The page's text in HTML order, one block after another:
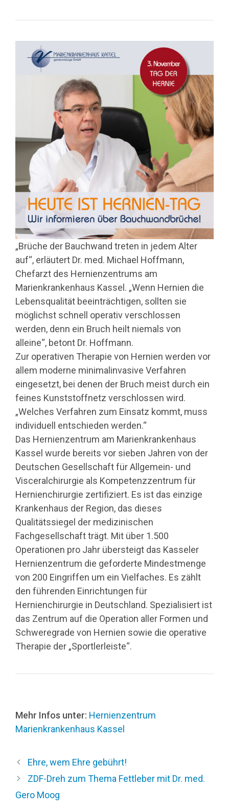
„Brüche der Bauchwand treten in jedem Alter
auf“, erläutert Dr. med. Michael Hoffmann,
Chefarzt des Hernienzentrums am
Marienkrankenhaus Kassel. „Wenn Hernien die
Lebensqualität beeinträchtigen, sollten sie
möglichst schnell operativ verschlossen
werden, denn ein Bruch heilt niemals von
alleine“, betont Dr. Hoffmann.
Zur operativen Therapie von Hernien werden vor
allem moderne minimalinvasive Verfahren
eingesetzt, bei denen der Bruch meist durch ein
feines Kunststoffnetz verschlossen wird.
„Welches Verfahren zum Einsatz kommt, muss
individuell entschieden werden.“
Das Hernienzentrum am Marienkrankenhaus
Kassel wurde bereits vor sieben Jahren von der
Deutschen Gesellschaft für Allgemein- und
Visceralchirurgie als Kompetenzzentrum für
Hernienchirurgie zertifiziert. Es ist das einzige
Krankenhaus der Region, das dieses
Qualitätssiegel der medizinischen
Fachgesellschaft trägt. Mit über 1.500
Operationen pro Jahr übersteigt das Kasseler
Hernienzentrum die geforderte Mindestmenge
von 200 Eingriffen um ein Vielfaches. Es zählt
den führenden Einrichtungen für
Hernienchirurgie in Deutschland. Spezialisiert ist
das Zentrum auf die Operation aller Formen und
Schweregrade von Hernien sowie die operative
Therapie der „Sportlerleiste“.
Mehr Infos unter: Hernienzentrum
Marienkrankenhaus Kassel
Ehre, wem Ehre gebührt!
ZDF-Dreh zum Thema Fettleber mit Dr. med.
Gero Moog